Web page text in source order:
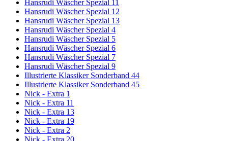
Hansrudi Wäscher Spezial 11
Hansrudi Wäscher Spezial 12
Hansrudi Wäscher Spezial 13
Hansrudi Wäscher Spezial 4
Hansrudi Wäscher Spezial 5
Hansrudi Wäscher Spezial 6
Hansrudi Wäscher Spezial 7
Hansrudi Wäscher Spezial 9
Illustrierte Klassiker Sonderband 44
Illustrierte Klassiker Sonderband 45
Nick - Extra 1
Nick - Extra 11
Nick - Extra 13
Nick - Extra 19
Nick - Extra 2
Nick - Extra 20